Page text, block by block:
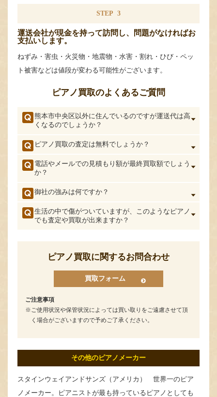
STEP 3
運送会社が現金を持って訪問し、問題がなければお
支払いします。
ねずみ・害虫・火災物・地震物・水害・割れ・ひび・ペッ
ト被害などは値段が変わる可能性がございます。
ピアノ買取のよくあるご質問
熊本市中央区以外に住んでいるのですが運送代は高
くなるのでしょうか？
ピアノ買取の査定は無料でしょうか？
電話やメールでの見積もり額が最終買取額でしょう
か？
御社の強みは何ですか？
生活の中で傷がついていますが、このようなピアノ
でも査定や買取が出来ますか？
ピアノ買取に関するお問合わせ
買取フォーム
ご注意事項
ご使用状況や保管状況によっては買い取りをご遠慮させて頂
く場合がございますので予めご了承ください。
その他のピアノメーカー
スタインウェイアンドサンズ（アメリカ） 世界一のピア
ノメーカー。ピアニストが最も持っているピアノとしても